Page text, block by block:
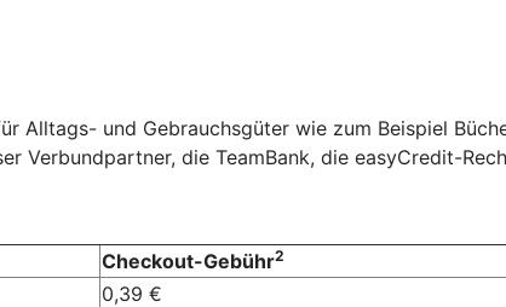
Alltags- und Gebrauchsgüter wie zum Beispiel
Verbundpartner, die TeamBank, die easyCredit-
Checkout-Gebühr2
0,39 €